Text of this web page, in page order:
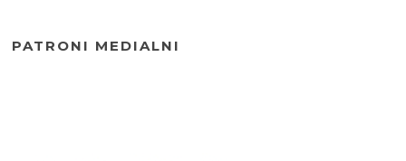
PATRONI MEDIALNI